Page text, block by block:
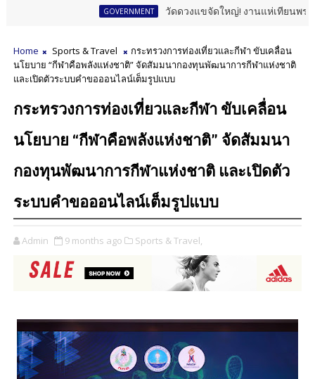
GOVERNMENT วัดดวงแขจัดใหญ่! งานแห่เทียนพรรษา 12 นั
Home Sports & Travel
กระทรวงการท่องเที่ยวและกีฬา ขับเคลื่อน
นโยบาย “กีฬาคือพลังแห่งชาติ” จัดสัมมนากองทุนพัฒนาการกีฬาแห่งชาติ
และเปิดตัวระบบคำขอออนไลน์เต็มรูปแบบ
กระทรวงการท่องเที่ยวและกีฬา ขับเคลื่อน
นโยบาย “กีฬาคือพลังแห่งชาติ” จัดสัมมนา
กองทุนพัฒนาการกีฬาแห่งชาติ และเปิดตัว
ระบบคำขอออนไลน์เต็มรูปแบบ
Admin 9 months ago Sports & Travel,